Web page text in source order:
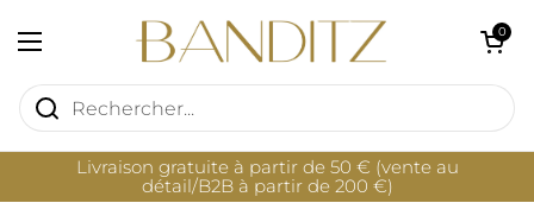
Ouvrir le menu
Ouvrir le
0
Livraison gratuite à partir de 50 € (vente au
détail/B2B à partir de 200 €)